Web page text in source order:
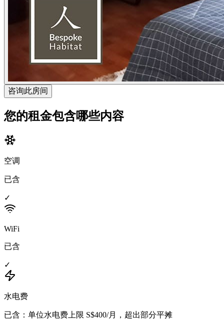
咨询此房间
您的租金包含哪些内容
空调
已含
✓
WiFi
已含
✓
水电费
已含：单位水电费上限 S$400/月，超出部分平摊